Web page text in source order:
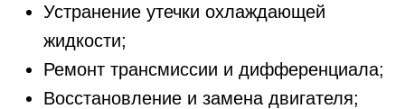
Устранение утечки охлаждающей
жидкости;
Ремонт трансмиссии и дифференциала;
Восстановление и замена двигателя;